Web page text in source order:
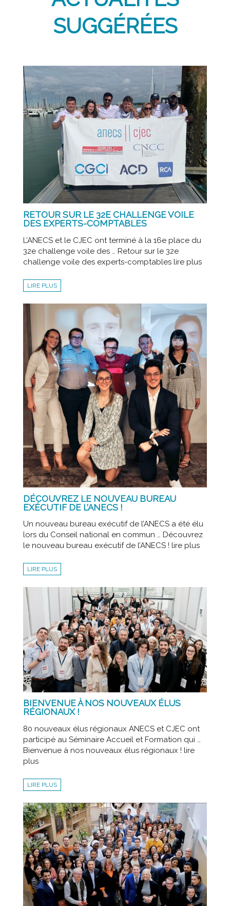
SUGGÉRÉES
RETOUR SUR LE 32E CHALLENGE VOILE
DES EXPERTS-COMPTABLES
L’ANECS et le CJEC ont terminé à la 16e place du
32e challenge voile des … Retour sur le 32e
challenge voile des experts-comptables lire plus
LIRE PLUS
DÉCOUVREZ LE NOUVEAU BUREAU
EXÉCUTIF DE L’ANECS !
Un nouveau bureau exécutif de l’ANECS a été élu
lors du Conseil national en commun … Découvrez
le nouveau bureau exécutif de l’ANECS ! lire plus
LIRE PLUS
BIENVENUE À NOS NOUVEAUX ÉLUS
RÉGIONAUX !
80 nouveaux élus régionaux ANECS et CJEC ont
participé au Séminaire Accueil et Formation qui …
Bienvenue à nos nouveaux élus régionaux ! lire
plus
LIRE PLUS